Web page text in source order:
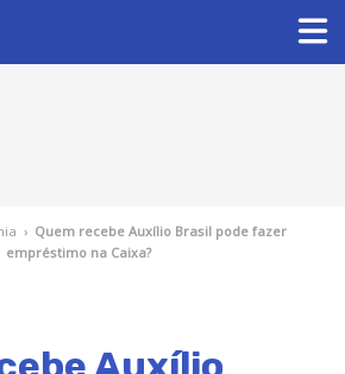
› Quem recebe Auxílio Brasil pode fazer
empréstimo na Caixa?